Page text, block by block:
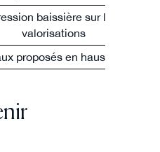
baissière sur les
valorisations
proposés en hausse